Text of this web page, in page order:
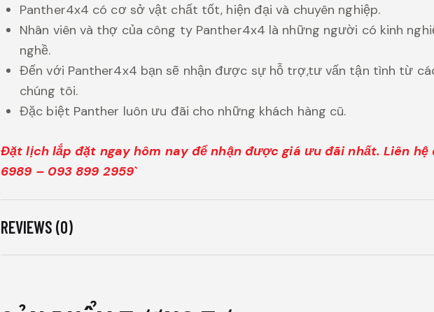
Panther4x4 có cơ sở vật chất tốt, hiện đại và chuyên nghiệp.
Nhân viên và thợ của công ty Panther4x4 là những người có kinh
nghề.
Đến với Panther4x4 bạn sẽ nhận được sự hỗ trợ,tư vấn tận tình từ
chúng tôi.
Đặc biệt Panther luôn ưu đãi cho những khách hàng cũ.
Đặt lịch lắp đặt ngay hôm nay để nhận được giá ưu đãi nhất. Liên
6989 – 093 899 2959`
REVIEWS (0)